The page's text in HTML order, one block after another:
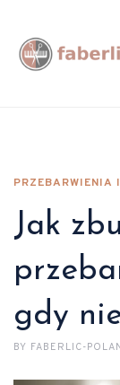
PRZEBARWIENIA
Jak
gdy
BY FABERLIC-